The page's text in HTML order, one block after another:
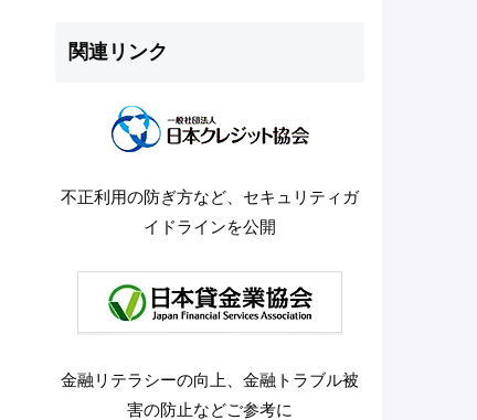
関連リンク
不正利用の防ぎ方など、セキュリティガ
イドラインを公開
金融リテラシーの向上、金融トラブル被
害の防止などご参考に